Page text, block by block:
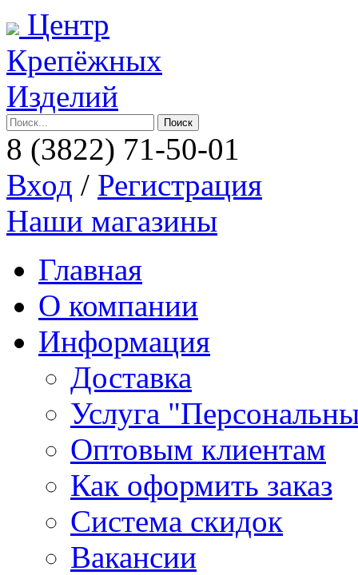
Центр
Крепёжных
Изделий
8 (3822) 71-50-01
Вход / Регистрация
Наши магазины
Главная
О компании
Информация
Доставка
Услуга
Оптовым клиентам
Как оформить заказ
Система скидок
Вакансии